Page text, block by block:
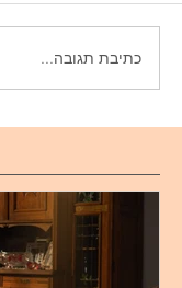
כתיבת תגובה...